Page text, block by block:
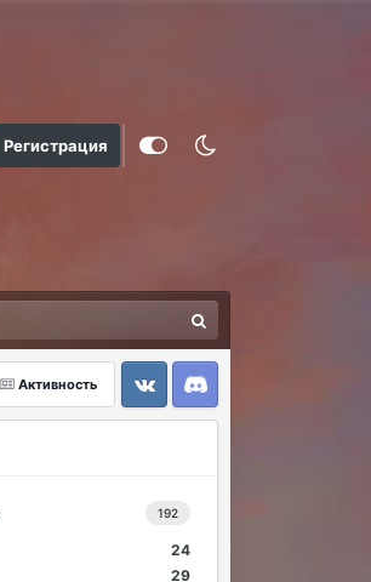
Регистрация
Активность
VK
Discord
192
24
29